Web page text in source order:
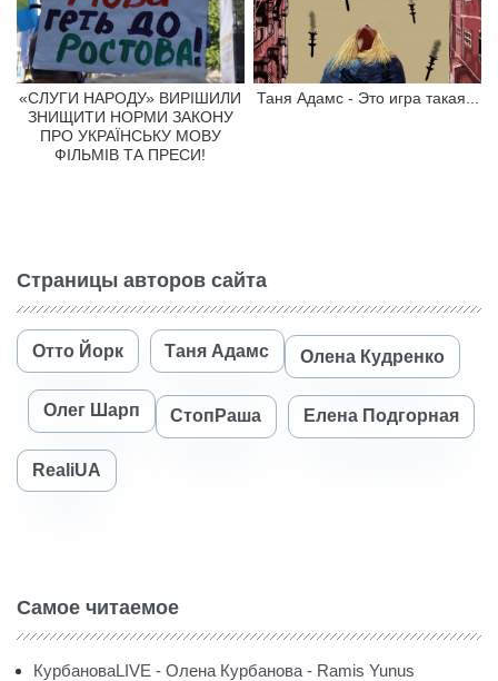
«СЛУГИ НАРОДУ» ВИРІШИЛИ
ЗНИЩИТИ НОРМИ ЗАКОНУ
ПРО УКРАЇНСЬКУ МОВУ
ФІЛЬМІВ ТА ПРЕСИ!
Таня Адамс - Это игра такая...
Страницы авторов сайта
Отто Йорк Таня Адамс Олена Кудренко
Олег Шарп СтопРаша Елена Подгорная
RealiUA
Самое читаемое
КурбановаLIVE - Олена Курбанова - Ramis Yunus